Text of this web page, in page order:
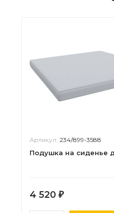
Артикул: 234/899-3588
Подушка на сиденье
4 520 ₽